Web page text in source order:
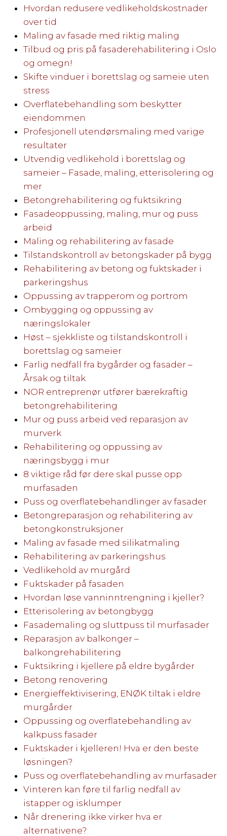
Hvordan redusere vedlikeholdskostnader
over tid
Maling av fasade med riktig maling
Tilbud og pris på fasaderehabilitering i Oslo
og omegn!
Skifte vinduer i borettslag og sameie uten
stress
Overflatebehandling som beskytter
eiendommen
Profesjonell utendørsmaling med varige
resultater
Utvendig vedlikehold i borettslag og
sameier – Fasade, maling, etterisolering og
mer
Betongrehabilitering og fuktsikring
Fasadeoppussing, maling, mur og puss
arbeid
Maling og rehabilitering av fasade
Tilstandskontroll av betongskader på bygg
Rehabilitering av betong og fuktskader i
parkeringshus
Oppussing av trapperom og portrom
Ombygging og oppussing av
næringslokaler
Høst – sjekkliste og tilstandskontroll i
borettslag og sameier
Farlig nedfall fra bygårder og fasader –
Årsak og tiltak
NOR entreprenør utfører bærekraftig
betongrehabilitering
Mur og puss arbeid ved reparasjon av
murverk
Rehabilitering og oppussing av
næringsbygg i mur
8 viktige råd før dere skal pusse opp
murfasaden
Puss og overflatebehandlinger av fasader
Betongreparasjon og rehabilitering av
betongkonstruksjoner
Maling av fasade med silikatmaling
Rehabilitering av parkeringshus
Vedlikehold av murgård
Fuktskader på fasaden
Hvordan løse vanninntrengning i kjeller?
Etterisolering av betongbygg
Fasademaling og sluttpuss til murfasader
Reparasjon av balkonger –
balkongrehabilitering
Fuktsikring i kjellere på eldre bygårder
Betong renovering
Energieffektivisering, ENØK tiltak i eldre
murgårder
Oppussing og overflatebehandling av
kalkpuss fasader
Fuktskader i kjelleren! Hva er den beste
løsningen?
Puss og overflatebehandling av murfasader
Vinteren kan føre til farlig nedfall av
istapper og isklumper
Når drenering ikke virker hva er
alternativene?